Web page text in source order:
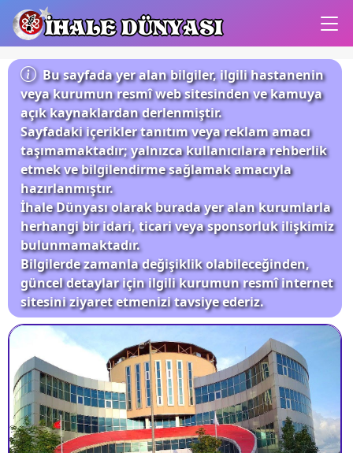
İHALE DÜNYASI
Bu sayfada yer alan bilgiler, ilgili hastanenin
veya kurumun resmî web sitesinden ve kamuya
açık kaynaklardan derlenmiştir.
Sayfadaki içerikler tanıtım veya reklam amacı
taşımamaktadır; yalnızca kullanıcılara rehberlik
etmek ve bilgilendirme sağlamak amacıyla
hazırlanmıştır.
İhale Dünyası olarak burada yer alan kurumlarla
herhangi bir idari, ticari veya sponsorluk ilişkimiz
bulunmamaktadır.
Bilgilerde zamanla değişiklik olabileceğinden,
güncel detaylar için ilgili kurumun resmî internet
sitesini ziyaret etmenizi tavsiye ederiz.